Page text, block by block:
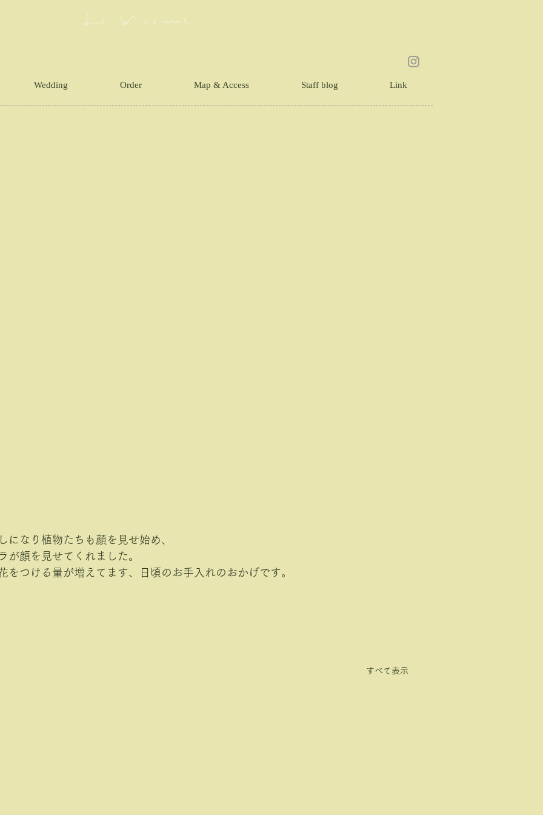
になり植物たちも顔を見せ始め、
が顔を見せてくれました。
をつける量が増えてます、日頃のお手入れのおかげです。
すべて表示
Wedding Order Map & Access Staff blog Link